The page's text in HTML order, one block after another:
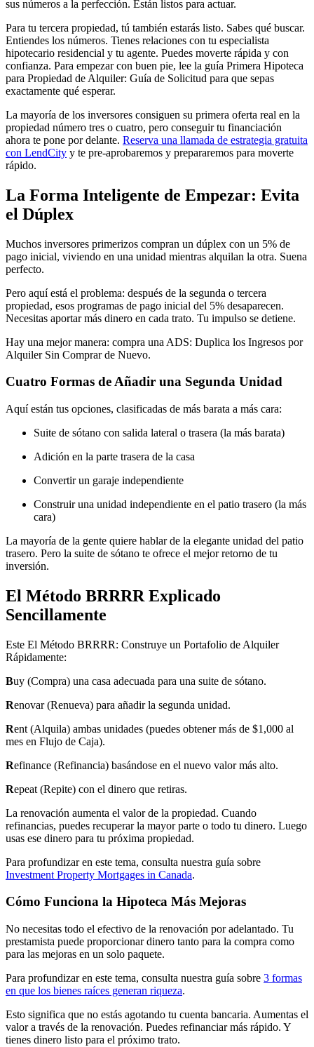
sus números a la perfección. Están listos para actuar.
Para tu tercera propiedad, tú también estarás listo. Sabes qué buscar.
Entiendes los números. Tienes relaciones con tu especialista
hipotecario residencial y tu agente. Puedes moverte rápida y con
confianza. Para empezar con buen pie, lee la guía Primera Hipoteca
para Propiedad de Alquiler: Guía de Solicitud para que sepas
exactamente qué esperar.
La mayoría de los inversores consiguen su primera oferta real en la
propiedad número tres o cuatro, pero conseguir tu financiación
ahora te pone por delante. Reserva una llamada de estrategia gratuita
con LendCity y te pre-aprobaremos y prepararemos para moverte
rápido.
La Forma Inteligente de Empezar: Evita
el Dúplex
Muchos inversores primerizos compran un dúplex con un 5% de
pago inicial, viviendo en una unidad mientras alquilan la otra. Suena
perfecto.
Pero aquí está el problema: después de la segunda o tercera
propiedad, esos programas de pago inicial del 5% desaparecen.
Necesitas aportar más dinero en cada trato. Tu impulso se detiene.
Hay una mejor manera: compra una ADS: Duplica los Ingresos por
Alquiler Sin Comprar de Nuevo.
Cuatro Formas de Añadir una Segunda Unidad
Aquí están tus opciones, clasificadas de más barata a más cara:
Suite de sótano con salida lateral o trasera (la más barata)
Adición en la parte trasera de la casa
Convertir un garaje independiente
Construir una unidad independiente en el patio trasero (la más
cara)
La mayoría de la gente quiere hablar de la elegante unidad del patio
trasero. Pero la suite de sótano te ofrece el mejor retorno de tu
inversión.
El Método BRRRR Explicado
Sencillamente
Este El Método BRRRR: Construye un Portafolio de Alquiler
Rápidamente:
Buy (Compra) una casa adecuada para una suite de sótano.
Renovar (Renueva) para añadir la segunda unidad.
Rent (Alquila) ambas unidades (puedes obtener más de $1,000 al
mes en Flujo de Caja).
Refinance (Refinancia) basándose en el nuevo valor más alto.
Repeat (Repite) con el dinero que retiras.
La renovación aumenta el valor de la propiedad. Cuando
refinancias, puedes recuperar la mayor parte o todo tu dinero. Luego
usas ese dinero para tu próxima propiedad.
Para profundizar en este tema, consulta nuestra guía sobre
Investment Property Mortgages in Canada.
Cómo Funciona la Hipoteca Más Mejoras
No necesitas todo el efectivo de la renovación por adelantado. Tu
prestamista puede proporcionar dinero tanto para la compra como
para las mejoras en un solo paquete.
Para profundizar en este tema, consulta nuestra guía sobre 3 formas
en que los bienes raíces generan riqueza.
Esto significa que no estás agotando tu cuenta bancaria. Aumentas el
valor a través de la renovación. Puedes refinanciar más rápido. Y
tienes dinero listo para el próximo trato.